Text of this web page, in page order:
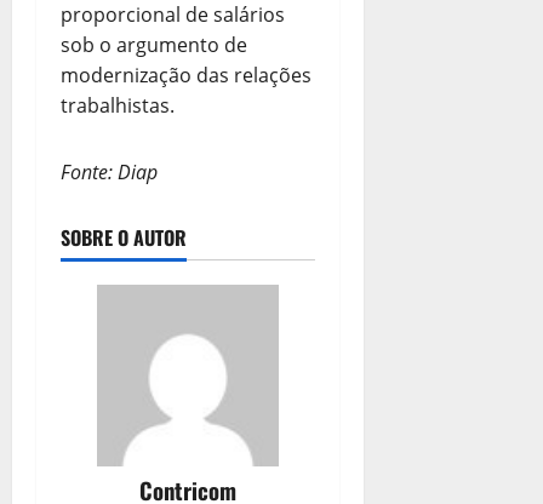
proporcional de salários
sob o argumento de
modernização das relações
trabalhistas.
Fonte: Diap
SOBRE O AUTOR
Contricom